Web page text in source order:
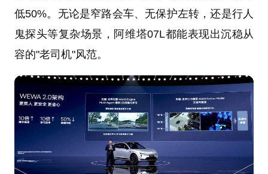
低50%。无论是窄路会车、无保护左转，还是行人
鬼探头等复杂场景，阿维塔07L都能表现出沉稳从
容的"老司机"风范。